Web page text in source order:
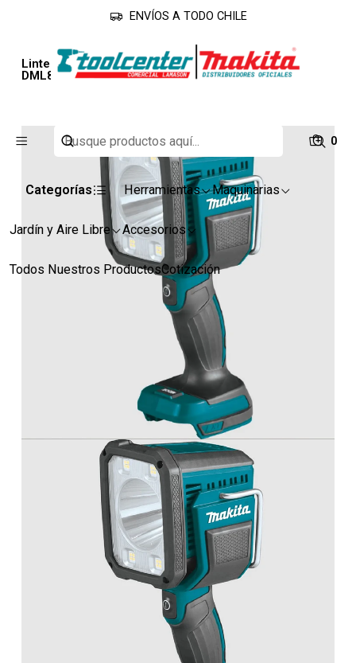
0
Categorías Herramientas Maquinarias
Jardín y Aire Libre Accesorios
Todos Nuestros ProductosCotización
ENVÍOS A TODO CHILE
Inicio Línea Industrial
Linternas
Linterna Inalámbrica 18v Lxt 1.250lm 4 Modos
DML812 Makita